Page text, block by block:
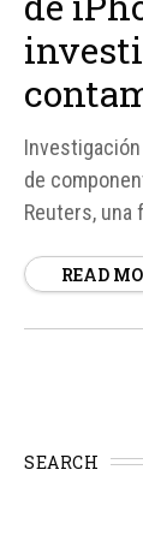
de
Reuters, una
investigada
READ
SEARCH